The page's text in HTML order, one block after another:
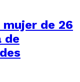
mujer de 26
de